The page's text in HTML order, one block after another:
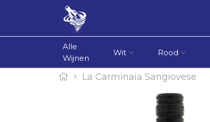
Alle
Wijnen
Wit Rood
La Carminaia Sangiovese